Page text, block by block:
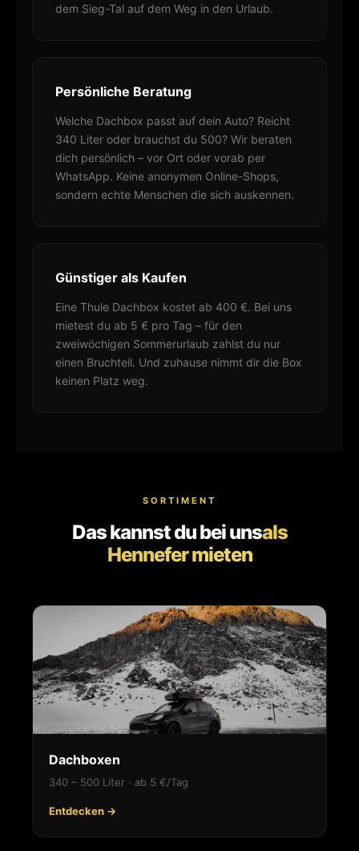
dem Sieg-Tal auf dem Weg in den Urlaub.
Persönliche Beratung
Welche Dachbox passt auf dein Auto? Reicht
340 Liter oder brauchst du 500? Wir beraten
dich persönlich – vor Ort oder vorab per
WhatsApp. Keine anonymen Online-Shops,
sondern echte Menschen die sich auskennen.
Günstiger als Kaufen
Eine Thule Dachbox kostet ab 400 €. Bei uns
mietest du ab 5 € pro Tag – für den
zweiwöchigen Sommerurlaub zahlst du nur
einen Bruchteil. Und zuhause nimmt dir die Box
keinen Platz weg.
SORTIMENT
Das kannst du bei unsals
Hennefer mieten
Dachboxen
340 – 500 Liter · ab 5 €/Tag
Entdecken →